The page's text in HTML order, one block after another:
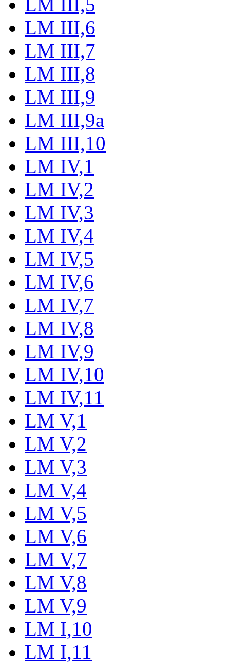
LM III,6
LM III,7
LM III,8
LM III,9
LM III,9a
LM III,10
LM IV,1
LM IV,2
LM IV,3
LM IV,4
LM IV,5
LM IV,6
LM IV,7
LM IV,8
LM IV,9
LM IV,10
LM IV,11
LM V,1
LM V,2
LM V,3
LM V,4
LM V,5
LM V,6
LM V,7
LM V,8
LM V,9
LM I,10
LM I,11